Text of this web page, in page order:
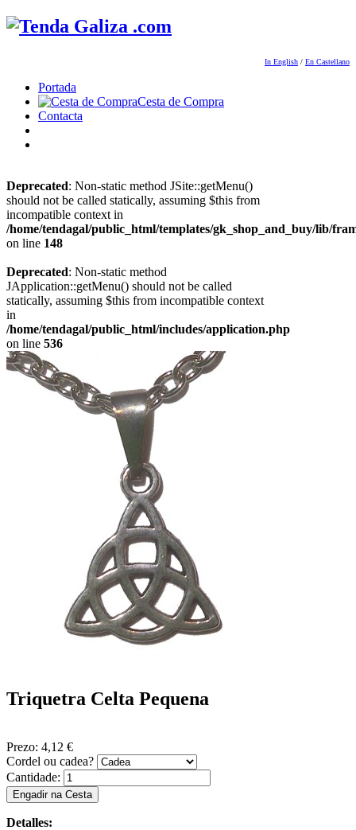
In English / En Castellano
Portada
Cesta de Compra
Contacta
Deprecated: Non-static method JSite::getMenu()
should not be called statically, assuming $this from
incompatible context in
/home/tendagal/public_html/templates/gk_shop_and_buy/lib/
on line 148
Deprecated: Non-static method
JApplication::getMenu() should not be called
statically, assuming $this from incompatible context
in
/home/tendagal/public_html/includes/application.php
on line 536
Triquetra Celta Pequena
Prezo: 4,12 €
Cordel ou cadea?
Cantidade:
Detalles: